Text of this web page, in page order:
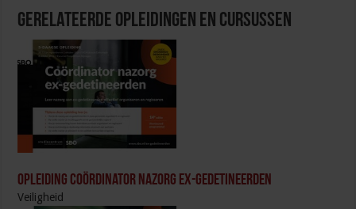
Gerelateerde Opleidingen en Cursussen
Opleiding Coördinator nazorg ex-gedetineerden
Veiligheid